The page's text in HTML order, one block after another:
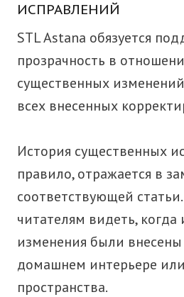
ИСПРАВЛЕНИЙ
STL Astana обязуется
прозрачность в
существенных
всех внесенных
История существенных
правило, отражается в
соответствующей
читателям видеть,
изменения были
домашнем интерьере
пространства.